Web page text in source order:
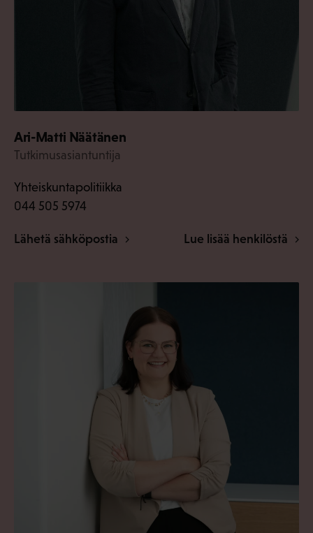
Ari-Matti Näätänen
Tutkimusasiantuntija
Yhteiskuntapolitiikka
044 505 5974
Lähetä sähköpostia Lue lisää henkilöstä